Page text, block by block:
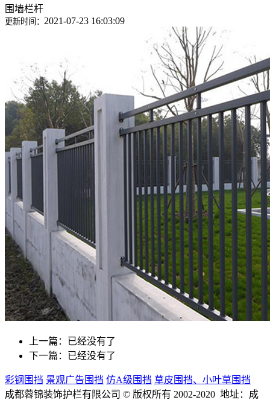
围墙栏杆
更新时间： 2021-07-23 16:03:09
上一篇：已经没有了
下一篇：已经没有了
彩钢围挡 景观广告围挡 仿A级围挡 草皮围挡、小叶草围挡
成都蓉锦装饰护栏有限公司 © 版权所有 2002-2020 地址：成